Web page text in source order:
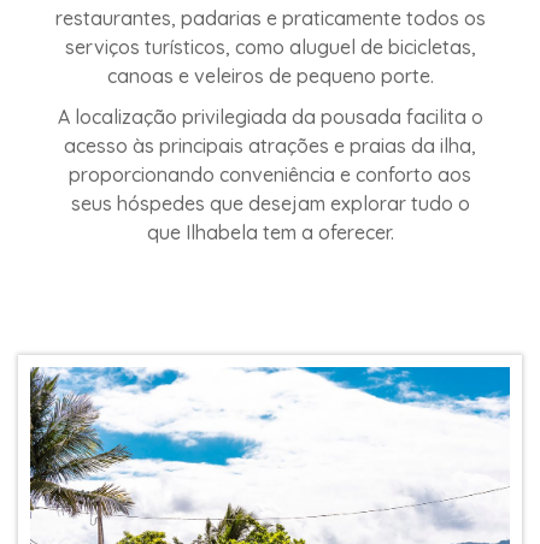
restaurantes, padarias e praticamente todos os
serviços turísticos, como aluguel de bicicletas,
canoas e veleiros de pequeno porte.
A localização privilegiada da pousada facilita o
acesso às principais atrações e praias da ilha,
proporcionando conveniência e conforto aos
seus hóspedes que desejam explorar tudo o
que Ilhabela tem a oferecer.